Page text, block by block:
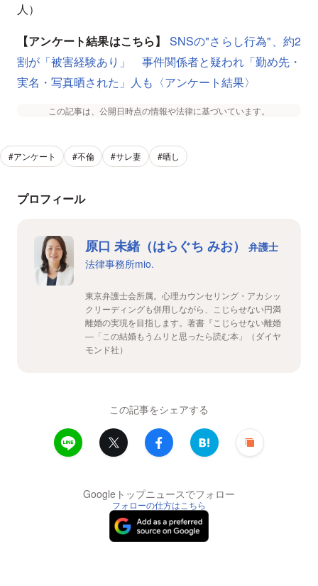
人）
【アンケート結果はこちら】
SNSの"さらし行為"、約2
割が「被害経験あり」 事件関係者と疑われ「勤め先・
実名・写真晒された」人も〈アンケート結果〉
この記事は、公開日時点の情報や法律に基づいています。
#アンケート #不倫 #サレ妻 #晒し
プロフィール
原口 未緒（はらぐち みお）
弁護士
法律事務所mio.
東京弁護士会所属。心理カウンセリング・アカシッ
クリーディングも併用しながら、こじらせない円満
離婚の実現を目指します。著書『こじらせない離婚
―「この結婚もうムリと思ったら読む本」（ダイヤ
モンド社）
この記事をシェアする
Googleトップニュースでフォロー
フォローの仕方はこちら